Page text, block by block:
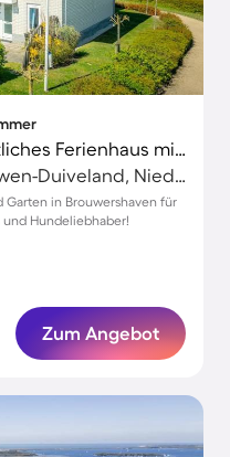
Voll ausgestattetes gemütliches Ferienhaus mit Terrasse und Garten | Strand in der Nähe | Haustiere sind willkommen
Brouwershaven, Schouwen-Duiveland, Niederlande
in Brouwershaven für
und Hundeliebhaber!
Zum Angebot